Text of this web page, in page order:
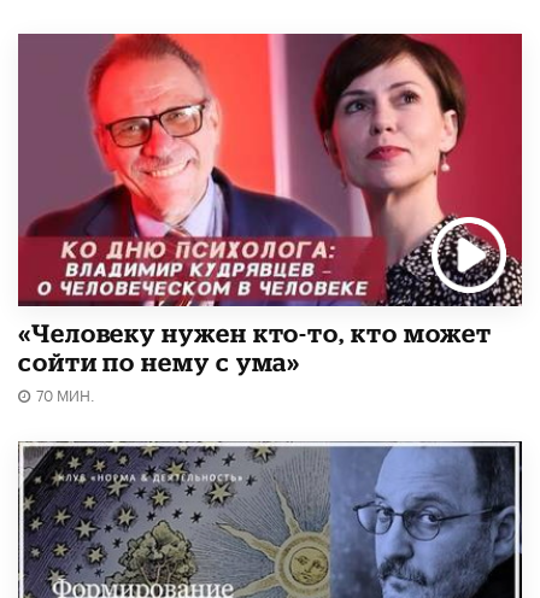
«Человеку нужен кто-то, кто может
сойти по нему с ума»
70 МИН.